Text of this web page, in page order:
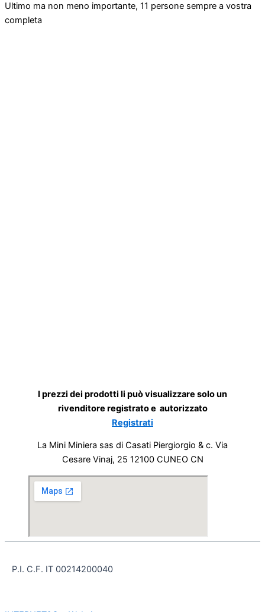
Ultimo ma non meno importante, 11 persone sempre a vostra
completa
I prezzi dei prodotti li può visualizzare solo un
rivenditore registrato e autorizzato
Registrati
La Mini Miniera sas di Casati Piergiorgio & c. Via
Cesare Vinaj, 25 12100 CUNEO CN
P.I. C.F. IT 00214200040